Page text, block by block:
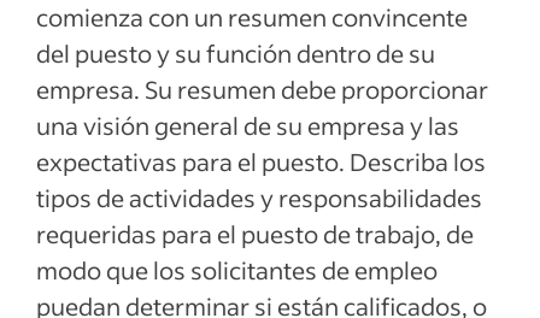
comienza con un resumen convincente
del puesto y su función dentro de su
empresa. Su resumen debe proporcionar
una visión general de su empresa y las
expectativas para el puesto. Describa los
tipos de actividades y responsabilidades
requeridas para el puesto de trabajo, de
modo que los solicitantes de empleo
puedan determinar si están calificados, o